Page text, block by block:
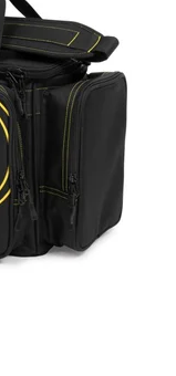
Zarážky, korálky
Rovnátka
Hadičky,
Krúžky, krimpy
Držiaky nástrah
Hotové
Hotové
Ihly, vrtáčiky a
Zig Rig ,
Starostlivosť o